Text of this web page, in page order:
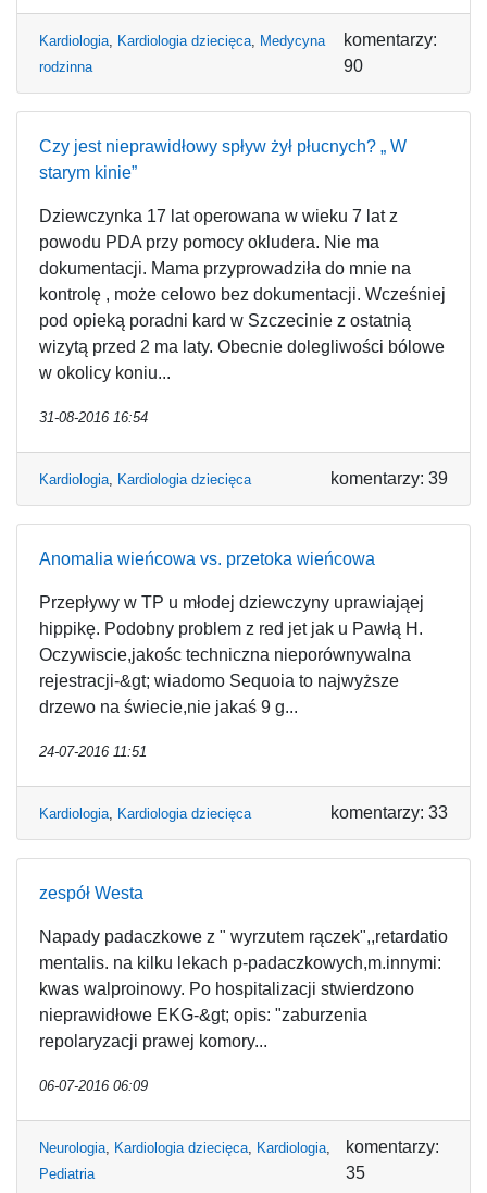
Kardiologia, Kardiologia dziecięca, Medycyna
rodzinna
komentarzy:
90
Czy jest nieprawidłowy spływ żył płucnych? „ W
starym kinie”
Dziewczynka 17 lat operowana w wieku 7 lat z
powodu PDA przy pomocy okludera. Nie ma
dokumentacji. Mama przyprowadziła do mnie na
kontrolę , może celowo bez dokumentacji. Wcześniej
pod opieką poradni kard w Szczecinie z ostatnią
wizytą przed 2 ma laty. Obecnie dolegliwości bólowe
w okolicy koniu...
31-08-2016 16:54
Kardiologia, Kardiologia dziecięca komentarzy: 39
Anomalia wieńcowa vs. przetoka wieńcowa
Przepływy w TP u młodej dziewczyny uprawiająej
hippikę. Podobny problem z red jet jak u Pawłą H.
Oczywiscie,jakośc techniczna nieporównywalna
rejestracji-&gt; wiadomo Sequoia to najwyższe
drzewo na świecie,nie jakaś 9 g...
24-07-2016 11:51
Kardiologia, Kardiologia dziecięca komentarzy: 33
zespół Westa
Napady padaczkowe z " wyrzutem rączek",,retardatio
mentalis. na kilku lekach p-padaczkowych,m.innymi:
kwas walproinowy. Po hospitalizacji stwierdzono
nieprawidłowe EKG-&gt; opis: "zaburzenia
repolaryzacji prawej komory...
06-07-2016 06:09
Neurologia, Kardiologia dziecięca, Kardiologia,
Pediatria
komentarzy:
35